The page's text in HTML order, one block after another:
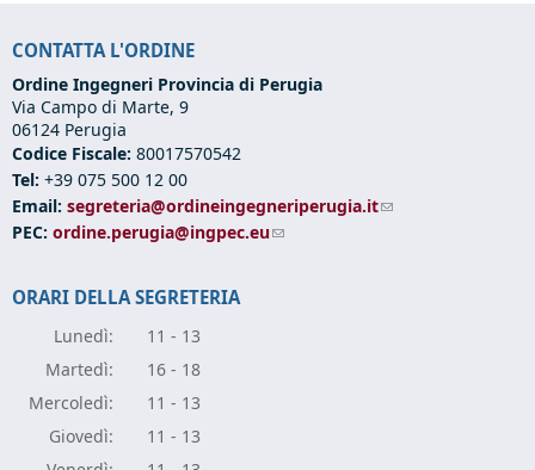
CONTATTA L'ORDINE
Ordine Ingegneri Provincia di Perugia
Via Campo di Marte, 9
06124 Perugia
Codice Fiscale: 80017570542
Tel: +39 075 500 12 00
Email: segreteria@ordineingegneriperugia.it(link sends e-mail)
PEC: ordine.perugia@ingpec.eu(link sends e-mail)
ORARI DELLA SEGRETERIA
Lunedì:
11 - 13
Martedì:
16 - 18
Mercoledì:
11 - 13
Giovedì:
11 - 13